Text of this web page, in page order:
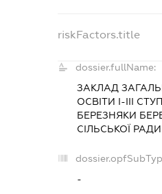
riskFactors.title
dossier.fullName:
ЗАКЛАД
ОСВІТИ І-ІІІ
БЕРЕЗНЯКИ
СІЛЬСЬКОЇ РАДИ
-